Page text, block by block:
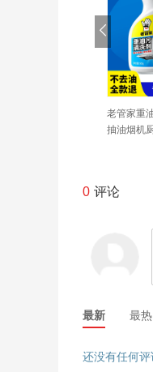
老管家重
抽油烟机
0 评论
最新 最热
还没有任何